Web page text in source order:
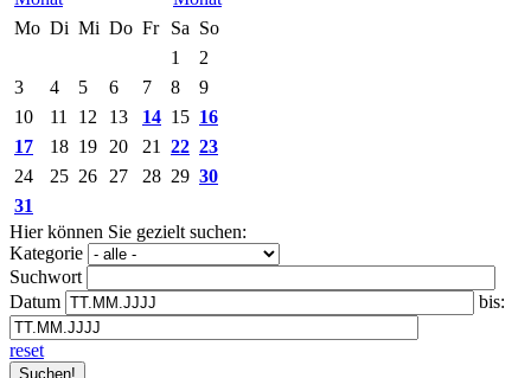
Mo Di Mi Do Fr Sa So
1
2
3
4 5 6 7 8
9
10
11 12 13 14 15 16
17
18 19 20 21 22 23
24
25 26 27 28 29 30
31
Hier können Sie gezielt suchen:
Kategorie
Suchwort
Datum
bis:
reset